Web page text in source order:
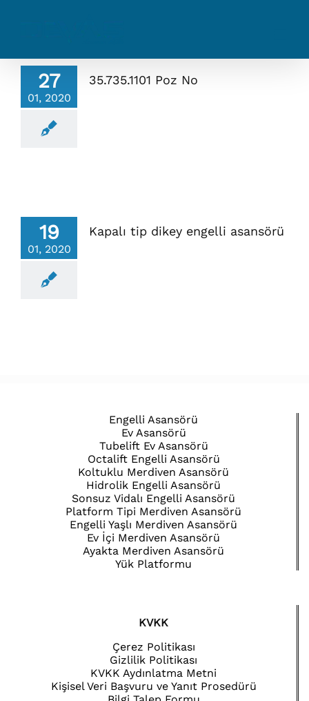
27
01, 2020
35.735.1101 Poz No
19
01, 2020
Kapalı tip dikey engelli asansörü
Engelli Asansörü
Ev Asansörü
Tubelift Ev Asansörü
Octalift Engelli Asansörü
Koltuklu Merdiven Asansörü
Hidrolik Engelli Asansörü
Sonsuz Vidalı Engelli Asansörü
Platform Tipi Merdiven Asansörü
Engelli Yaşlı Merdiven Asansörü
Ev İçi Merdiven Asansörü
Ayakta Merdiven Asansörü
Yük Platformu
KVKK
Çerez Politikası
Gizlilik Politikası
KVKK Aydınlatma Metni
Kişisel Veri Başvuru ve Yanıt Prosedürü